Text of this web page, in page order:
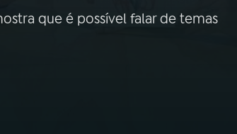
que é possível falar de temas